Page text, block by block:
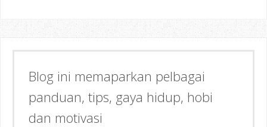
Blog ini memaparkan pelbagai
panduan, tips, gaya hidup, hobi
dan motivasi